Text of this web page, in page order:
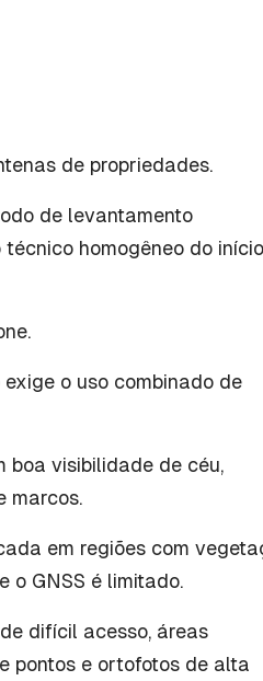
de propriedades.
de levantamento
homogêneo do
o uso combinado de
boa visibilidade de céu,
marcos.
em regiões com
o GNSS é limitado.
difícil acesso, áreas
pontos e ortofotos de alta